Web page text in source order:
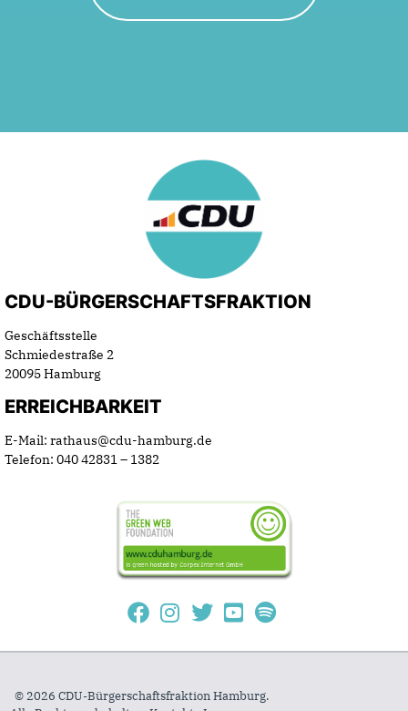
CDU-BÜRGERSCHAFTSFRAKTION
Geschäftsstelle
Schmiedestraße 2
20095 Hamburg
ERREICHBARKEIT
E-Mail: rathaus@cdu-hamburg.de
Telefon: 040 42831 – 1382
© 2026 CDU-Bürgerschaftsfraktion Hamburg.